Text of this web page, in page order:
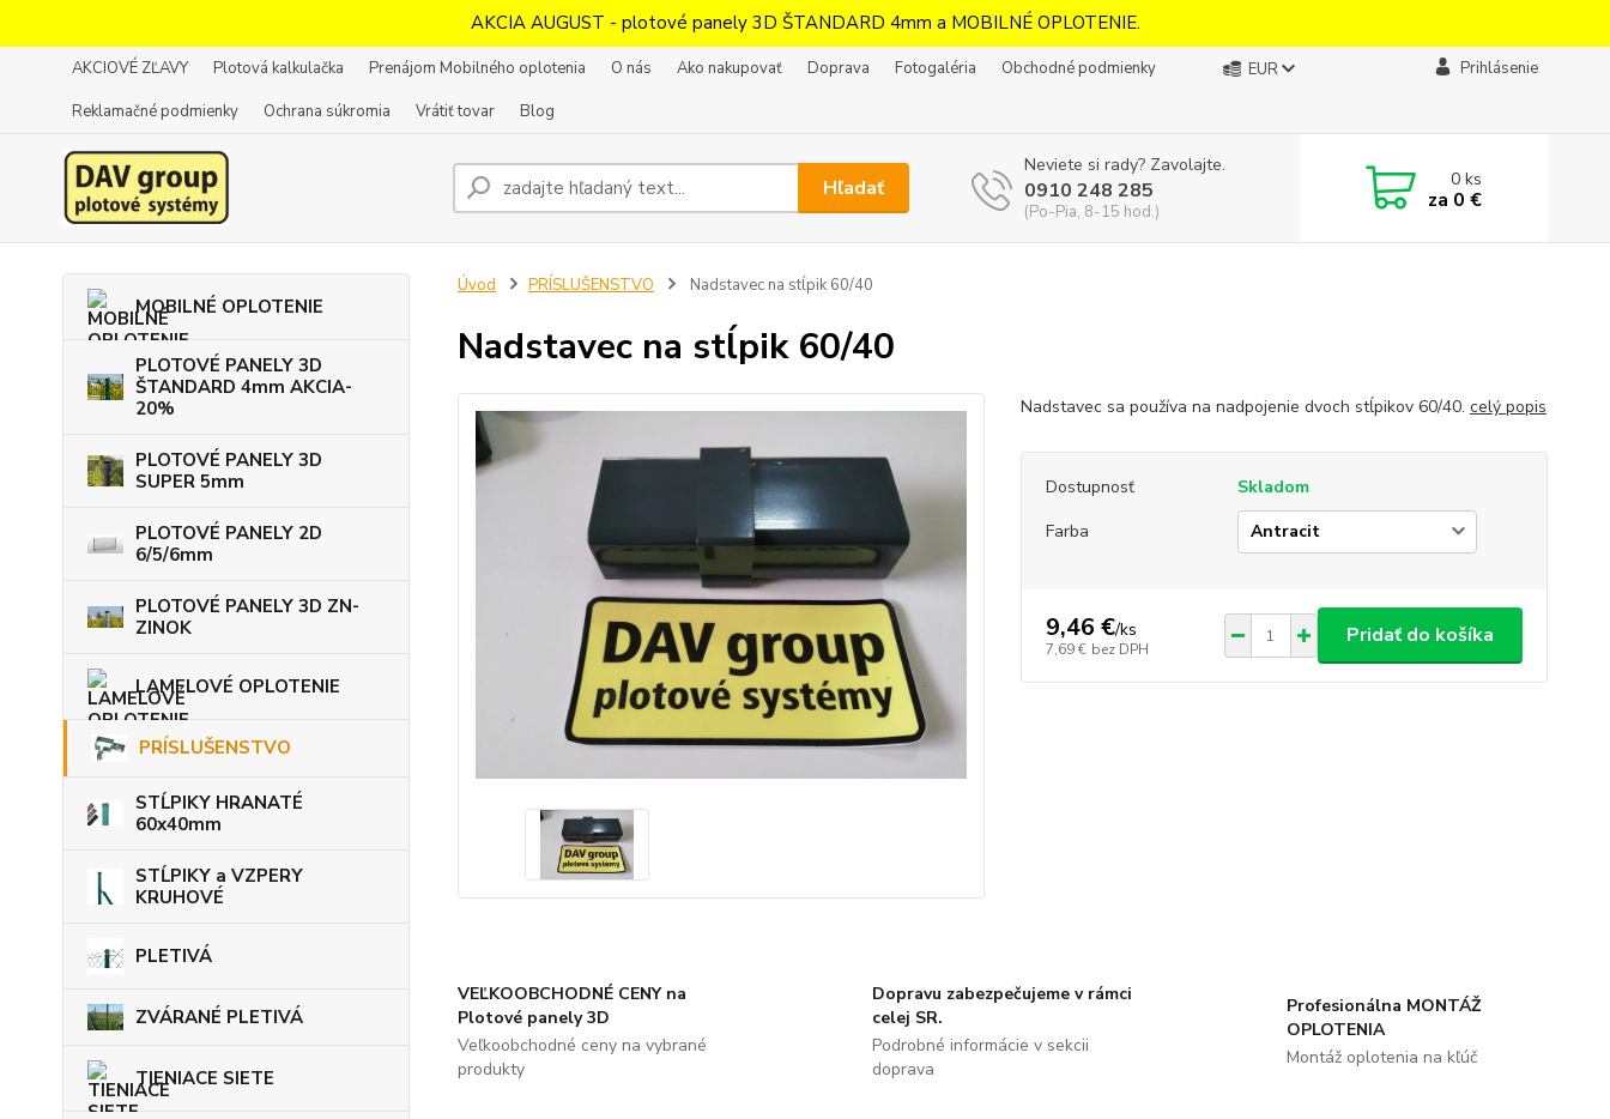
AKCIA AUGUST - plotové panely 3D ŠTANDARD 4mm a MOBILNÉ OPLOTENIE.
AKCIOVÉ ZĽAVY Plotová kalkulačka Prenájom Mobilného oplotenia O nás Ako nakupovať Doprava Fotogaléria
Obchodné podmienky
Reklamačné podmienky
Ochrana súkromia Vrátiť tovar Blog
EUR Prihlásenie
Hľadať
Neviete si rady? Zavolajte.
0910 248 285
(Po-Pia, 8-15 hod.)
0ks
za 0 €
MOBILNÉ OPLOTENIE
PLOTOVÉ PANELY 3D
ŠTANDARD 4mm AKCIA-
20%
PLOTOVÉ PANELY 3D
SUPER 5mm
PLOTOVÉ PANELY 2D
6/5/6mm
PLOTOVÉ PANELY 3D ZN-
ZINOK
LAMELOVÉ OPLOTENIE
PRÍSLUŠENSTVO
STĹPIKY HRANATÉ
60x40mm
STĹPIKY a VZPERY
KRUHOVÉ
PLETIVÁ
ZVÁRANÉ PLETIVÁ
TIENIACE SIETE
Úvod PRÍSLUŠENSTVO Nadstavec na stĺpik 60/40
Nadstavec na stĺpik 60/40
Nadstavec sa používa na nadpojenie dvoch stĺpikov 60/40. celý popis
Dostupnosť
Skladom
Farba
9,46 €/ks
7,69 € bez DPH
Pridať do košíka
VEĽKOOBCHODNÉ CENY na
Plotové panely 3D
Veľkoobchodné ceny na vybrané
produkty
Dopravu zabezpečujeme v rámci
celej SR.
Podrobné informácie v sekcii
doprava
Profesionálna MONTÁŽ
OPLOTENIA
Montáž oplotenia na kľúč